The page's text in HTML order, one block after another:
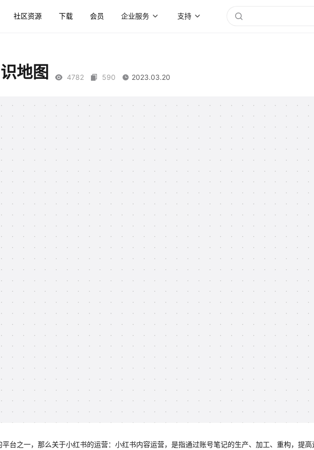
社区资源 下载 会员 企业服务 支持
地图 4782 590 2023.03.20
台之一，那么关于小红书的运营：小红书内容运营，是指通过账号笔记的生产、加工、重构，提高